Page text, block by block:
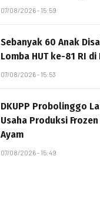
07/08/2026 - 15:59
Sebanyak 60 Anak
Lomba HUT ke-81 RI
07/08/2026 - 15:53
DKUPP Probolinggo
Usaha Produksi
Ayam
07/08/2026 - 15:49